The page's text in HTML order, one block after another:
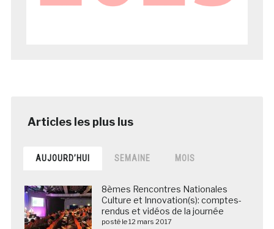
AUJOURD’HUI SEMAINE MOIS
8èmes Rencontres Nationales
Culture et Innovation(s): comptes-
rendus et vidéos de la journée
posté le 12 mars 2017